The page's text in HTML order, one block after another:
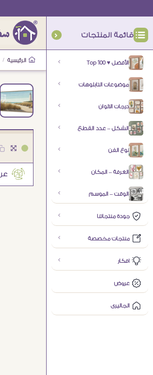
قائمة المنتجات
الأفضل ♥ Top 100
موضوعات التابلوهات
درجات الالوان
الشكل – عدد القطع
نوع الفن
الغرفة – المكان
الوقت – الموسم
جودة منتجاتنا
منتجات مخصصة
افكار
عروض
الجاليرى
الرئيسية /